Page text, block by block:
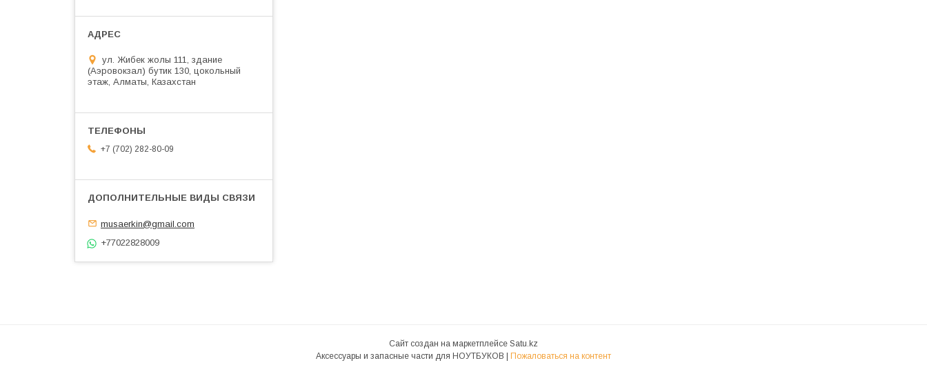
ул. Жибек жолы 111, здание
(Аэровокзал) бутик 130, цокольный
этаж, Алматы, Казахстан
+7 (702) 282-80-09
musaerkin@gmail.com
+77022828009
Сайт создан на маркетплейсе Satu.kz
Аксессуары и запасные части для НОУТБУКОВ | Пожаловаться на контент